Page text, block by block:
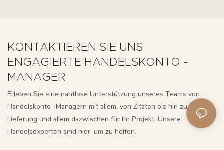
KONTAKTIEREN SIE UNS
ENGAGIERTE HANDELSKONTO -
MANAGER
Erleben Sie eine nahtlose Unterstützung unseres Teams von
Handelskonto -Managern mit allem, von Zitaten bis hin zu
Lieferung und allem dazwischen für Ihr Projekt. Unsere
Handelsexperten sind hier, um zu helfen.